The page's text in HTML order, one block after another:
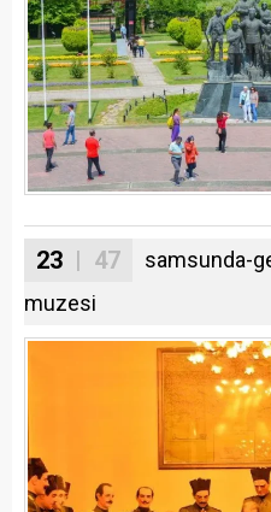
23 | 47
samsunda-
muzesi